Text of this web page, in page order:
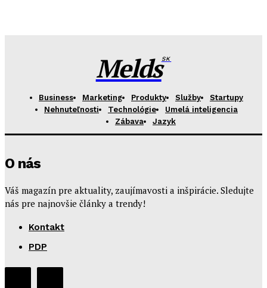
MeldsSK
Business Marketing Produkty Služby
Startupy
Nehnuteľnosti
Technológie
Umelá inteligencia
Zábava
Jazyk
O nás
Váš magazín pre aktuality, zaujímavosti a inšpirácie. Sledujte
nás pre najnovšie články a trendy!
Kontakt
PDP